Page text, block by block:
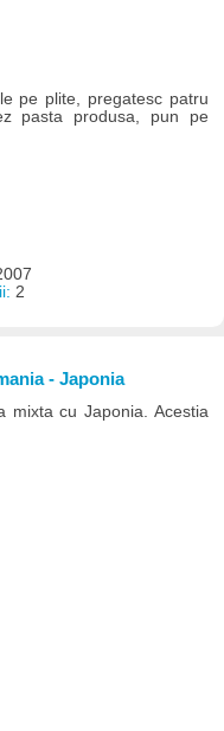
pe plite, pregatesc patru
pasta produsa, pun pe
2
- Japonia
mixta cu Japonia. Acestia